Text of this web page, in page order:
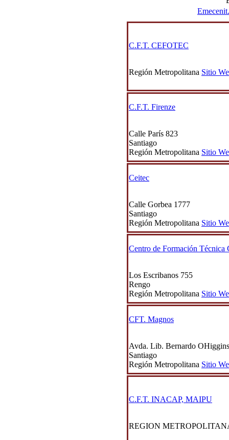
C.F.T. CEFOTEC
Región Metropolitana Sitio
C.F.T. Firenze
Calle París 823
Santiago
Región Metropolitana Sitio
Ceitec
Calle Gorbea 1777
Santiago
Región Metropolitana Sitio
Centro de Formación Técnica
Los Escribanos 755
Rengo
Región Metropolitana Sitio
CFT. Magnos
Avda. Lib. Bernardo
Santiago
Región Metropolitana Sitio
C.F.T. INACAP, MAIPU
REGION